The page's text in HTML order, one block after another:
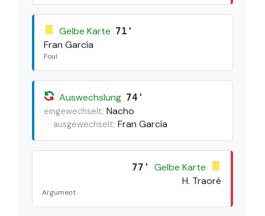
Gelbe Karte 71'
Fran García
Foul
Auswechslung 74'
eingewechselt: Nacho
ausgewechselt: Fran García
77'
Gelbe Karte
H. Traoré
Argument